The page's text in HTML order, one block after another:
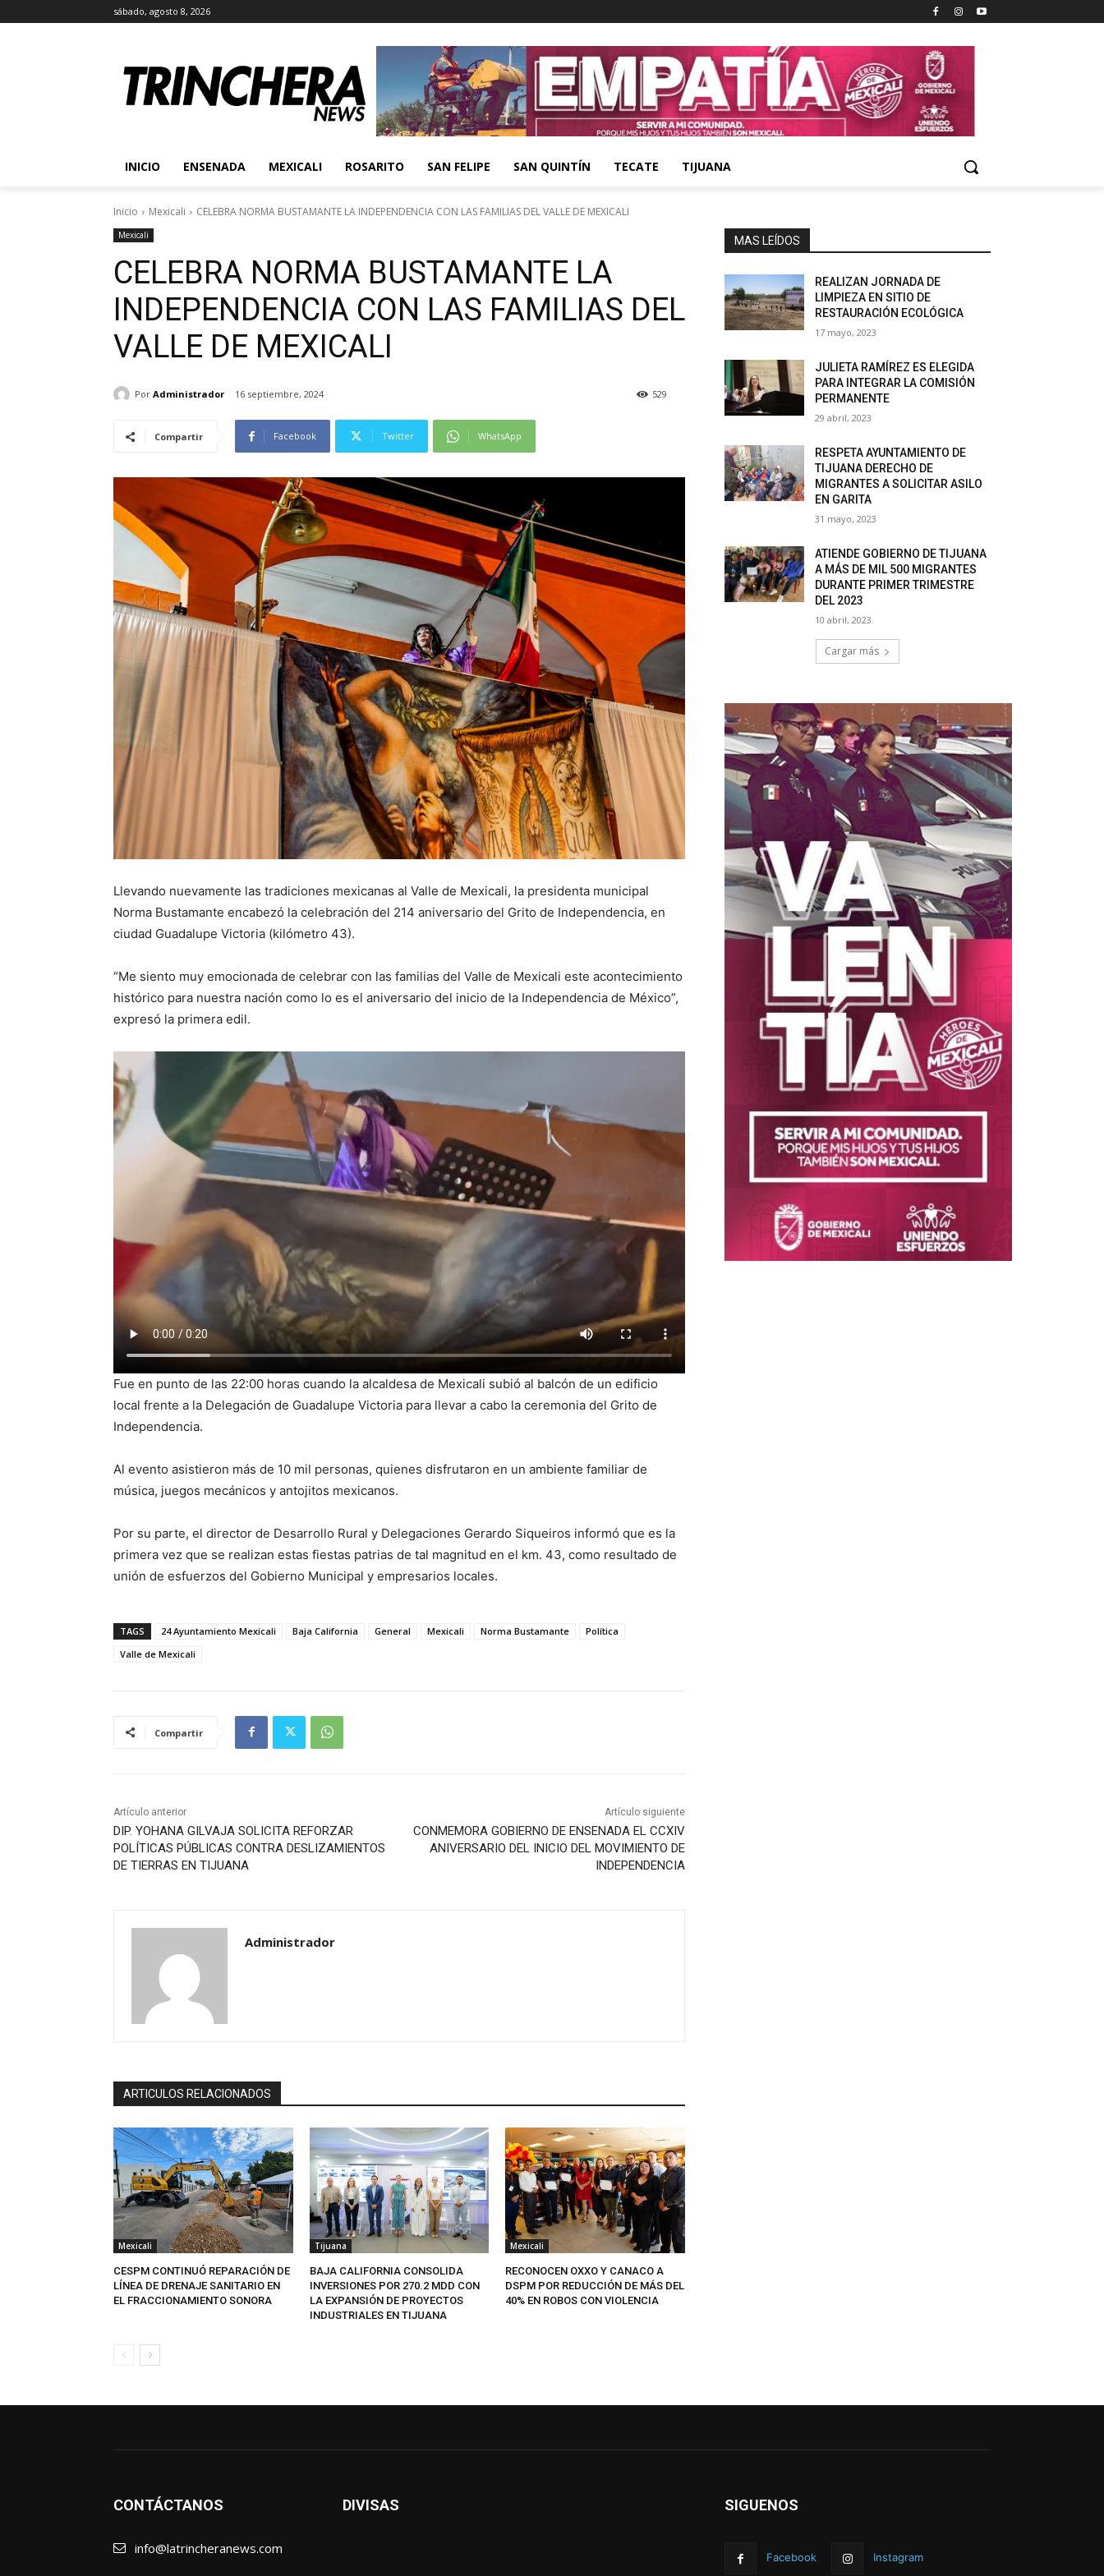
sábado, agosto 8, 2026
INICIO ENSENADA MEXICALI ROSARITO SAN FELIPE SAN QUINTÍN TECATE TIJUANA
Inicio Mexicali CELEBRA NORMA BUSTAMANTE LA INDEPENDENCIA CON LAS FAMILIAS DEL VALLE DE MEXICALI
Mexicali
CELEBRA NORMA BUSTAMANTE LA
INDEPENDENCIA CON LAS FAMILIAS DEL
VALLE DE MEXICALI
Por Administrador 16 septiembre, 2024 529
Compartir Facebook Twitter WhatsApp
Llevando nuevamente las tradiciones mexicanas al Valle de Mexicali, la presidenta municipal
Norma Bustamante encabezó la celebración del 214 aniversario del Grito de Independencia, en
ciudad Guadalupe Victoria (kilómetro 43).
“Me siento muy emocionada de celebrar con las familias del Valle de Mexicali este acontecimiento
histórico para nuestra nación como lo es el aniversario del inicio de la Independencia de México”,
expresó la primera edil.
Fue en punto de las 22:00 horas cuando la alcaldesa de Mexicali subió al balcón de un edificio
local frente a la Delegación de Guadalupe Victoria para llevar a cabo la ceremonia del Grito de
Independencia.
Al evento asistieron más de 10 mil personas, quienes disfrutaron en un ambiente familiar de
música, juegos mecánicos y antojitos mexicanos.
Por su parte, el director de Desarrollo Rural y Delegaciones Gerardo Siqueiros informó que es la
primera vez que se realizan estas fiestas patrias de tal magnitud en el km. 43, como resultado de
unión de esfuerzos del Gobierno Municipal y empresarios locales.
TAGS 24 Ayuntamiento Mexicali Baja California General Mexicali Norma Bustamante
Política
Valle de Mexicali
Compartir
Artículo anterior
DIP. YOHANA GILVAJA SOLICITA REFORZAR
POLÍTICAS PÚBLICAS CONTRA DESLIZAMIENTOS
DE TIERRAS EN TIJUANA
Artículo siguiente
CONMEMORA GOBIERNO DE ENSENADA EL CCXIV
ANIVERSARIO DEL INICIO DEL MOVIMIENTO DE
INDEPENDENCIA
Administrador
ARTICULOS RELACIONADOS
Mexicali
CESPM CONTINUÓ REPARACIÓN DE
LÍNEA DE DRENAJE SANITARIO EN
EL FRACCIONAMIENTO SONORA
Tijuana
BAJA CALIFORNIA CONSOLIDA
INVERSIONES POR 270.2 MDD CON
LA EXPANSIÓN DE PROYECTOS
INDUSTRIALES EN TIJUANA
Mexicali
RECONOCEN OXXO Y CANACO A
DSPM POR REDUCCIÓN DE MÁS DEL
40% EN ROBOS CON VIOLENCIA
MAS LEÍDOS
REALIZAN JORNADA DE
LIMPIEZA EN SITIO DE
RESTAURACIÓN ECOLÓGICA
17 mayo, 2023
JULIETA RAMÍREZ ES ELEGIDA
PARA INTEGRAR LA COMISIÓN
PERMANENTE
29 abril, 2023
RESPETA AYUNTAMIENTO DE
TIJUANA DERECHO DE
MIGRANTES A SOLICITAR ASILO
EN GARITA
31 mayo, 2023
ATIENDE GOBIERNO DE TIJUANA
A MÁS DE MIL 500 MIGRANTES
DURANTE PRIMER TRIMESTRE
DEL 2023
10 abril, 2023
Cargar más
CONTÁCTANOS
info@latrincheranews.com
DIVISAS SIGUENOS
Facebook Instagram